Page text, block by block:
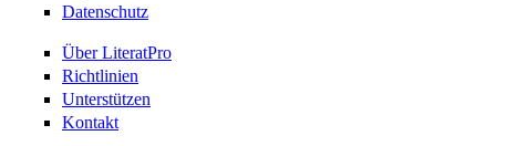
Datenschutz
Über LiteratPro
Richtlinien
Unterstützen
Kontakt